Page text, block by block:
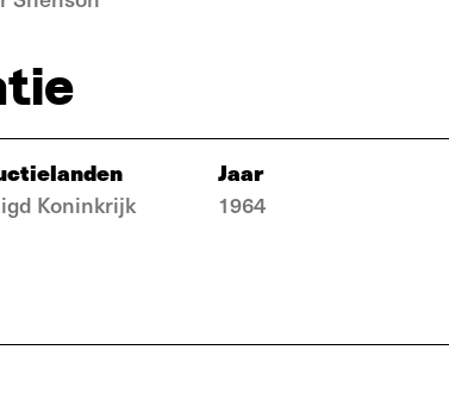
Koninkrijk
Jaar
1964